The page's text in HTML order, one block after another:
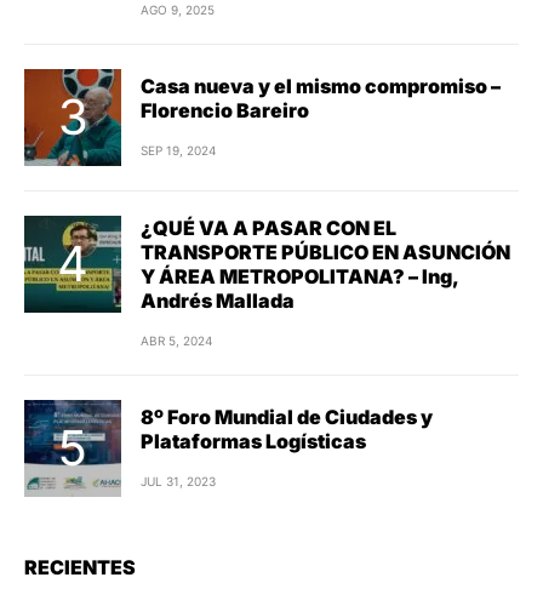
AGO 9, 2025
Casa nueva y el mismo compromiso –
Florencio Bareiro
SEP 19, 2024
¿QUÉ VA A PASAR CON EL
TRANSPORTE PÚBLICO EN ASUNCIÓN
Y ÁREA METROPOLITANA? – Ing,
Andrés Mallada
ABR 5, 2024
8º Foro Mundial de Ciudades y
Plataformas Logísticas
JUL 31, 2023
RECIENTES